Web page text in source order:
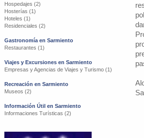
Hospedajes (2)
Hosterías (1)
Hoteles (1)
Residenciales (2)
Gastronomía en Sarmiento
Restaurantes (1)
Viajes y Excursiones en Sarmiento
Empresas y Agencias de Viajes y Turismo (1)
Recreación en Sarmiento
Museos (2)
Información Útil en Sarmiento
Informaciones Turísticas (2)